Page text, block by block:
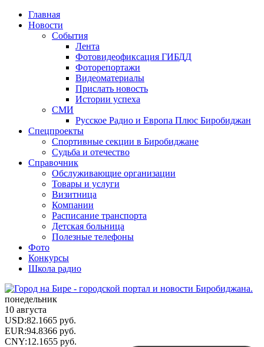
Главная
Новости
События
Лента
Фотовидеофиксация ГИБДД
Фоторепортажи
Видеоматериалы
Прислать новость
Истории успеха
СМИ
Русское Радио и Европа Плюс Биробиджан
Спецпроекты
Спортивные секции в Биробиджане
Судьба и отечество
Справочник
Обслуживающие организации
Товары и услуги
Визитница
Компании
Расписание транспорта
Детская больница
Полезные телефоны
Фото
Конкурсы
Школа радио
понедельник
10 августа
USD:82.1665 руб.
EUR:94.8366 руб.
CNY:12.1655 руб.